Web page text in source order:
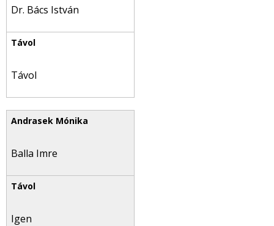
Dr. Bács István
Távol
Balla Imre
Igen